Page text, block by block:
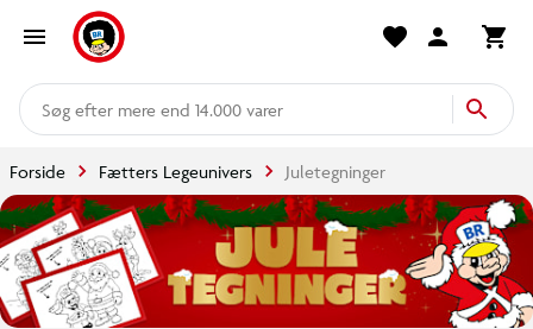
mere end 14.000 varer
Forside Fætters Legeunivers Juletegninger